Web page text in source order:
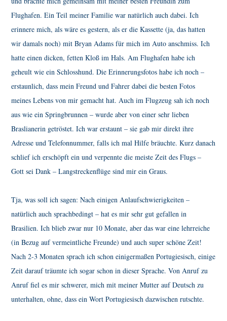
Flughafen. Ein Teil meiner Familie war natürlich auch dabei. Ich
erinnere mich, als wäre es gestern, als er die Kassette (ja, das hatten
wir damals noch) mit Bryan Adams für mich im Auto anschmiss. Ich
hatte einen dicken, fetten Kloß im Hals. Am Flughafen habe ich
geheult wie ein Schlosshund. Die Erinnerungsfotos habe ich noch –
erstaunlich, dass mein Freund und Fahrer dabei die besten Fotos
meines Lebens von mir gemacht hat. Auch im Flugzeug sah ich noch
aus wie ein Springbrunnen – wurde aber von einer sehr lieben
Braslianerin getröstet. Ich war erstaunt – sie gab mir direkt ihre
Adresse und Telefonnummer, falls ich mal Hilfe bräuchte. Kurz danach
schlief ich erschöpft ein und verpennte die meiste Zeit des Flugs –
Gott sei Dank – Langstreckenflüge sind mir ein Graus.
Tja, was soll ich sagen: Nach einigen Anlaufschwierigkeiten –
natürlich auch sprachbedingt – hat es mir sehr gut gefallen in
Brasilien. Ich blieb zwar nur 10 Monate, aber das war eine lehrreiche
(in Bezug auf vermeintliche Freunde) und auch super schöne Zeit!
Nach 2-3 Monaten sprach ich schon einigermaßen Portugiesisch, einige
Zeit darauf träumte ich sogar schon in dieser Sprache. Von Anruf zu
Anruf fiel es mir schwerer, mich mit meiner Mutter auf Deutsch zu
unterhalten, ohne, dass ein Wort Portugiesisch dazwischen rutschte.